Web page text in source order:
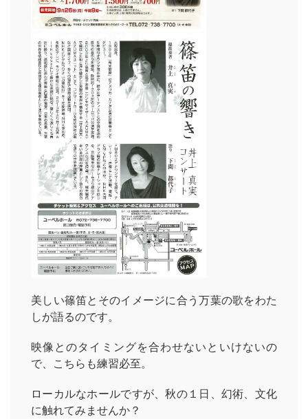
美しい篠笛とそのイメージに合う万葉の歌をわた
しが語るのです。
映像とのタイミングを合わせないといけないの
で、こちらも練習必至。
ローカルなホールですが、秋の１日、幻術、文化
に触れてみませんか？